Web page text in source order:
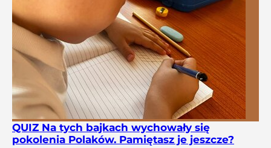
QUIZ Na tych bajkach wychowały się
pokolenia Polaków. Pamiętasz je jeszcze?